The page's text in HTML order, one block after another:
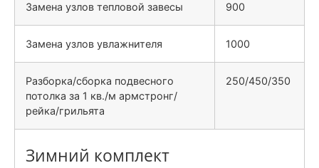
Замена узлов тепловой завесы 900
Замена узлов увлажнителя 1000
Разборка/сборка подвесного
потолка за 1 кв./м армстронг/
рейка/грильята
250/450/350
Зимний комплект